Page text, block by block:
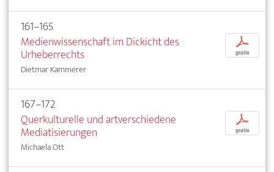
161–165
Medienwissenschaft im Dickicht des
Urheberrechts
Dietmar Kammerer
p
gratis
167–172
Querkulturelle und artverschiedene
Mediatisierungen
Michaela Ott
p
gratis